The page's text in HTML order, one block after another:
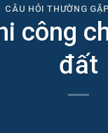
CÂU HỎI THƯỜNG GẶP
công
đất